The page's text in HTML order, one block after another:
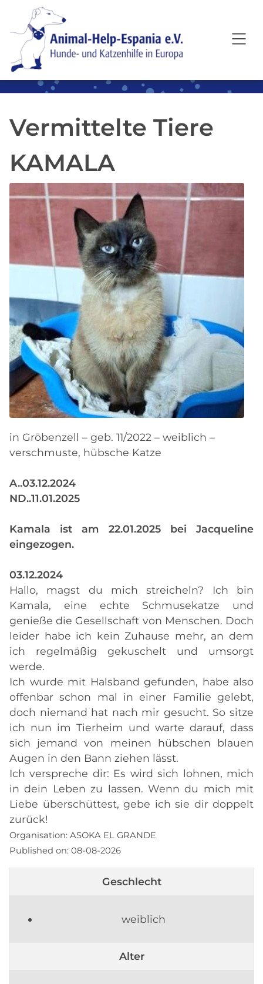
SKIP TO MAIN CONTENT
Vermittelte Tiere
KAMALA
in Gröbenzell – geb. 11/2022 – weiblich –
verschmuste, hübsche Katze
A..03.12.2024
ND..11.01.2025
Kamala ist am 22.01.2025 bei Jacqueline
eingezogen.
03.12.2024
Hallo, magst du mich streicheln? Ich bin
Kamala, eine echte Schmusekatze und
genieße die Gesellschaft von Menschen. Doch
leider habe ich kein Zuhause mehr, an dem
ich regelmäßig gekuschelt und umsorgt
werde.
Ich wurde mit Halsband gefunden, habe also
offenbar schon mal in einer Familie gelebt,
doch niemand hat nach mir gesucht. So sitze
ich nun im Tierheim und warte darauf, dass
sich jemand von meinen hübschen blauen
Augen in den Bann ziehen lässt.
Ich verspreche dir: Es wird sich lohnen, mich
in dein Leben zu lassen. Wenn du mich mit
Liebe überschüttest, gebe ich sie dir doppelt
zurück!
Organisation: ASOKA EL GRANDE
Published on: 08-08-2026
Geschlecht
weiblich
Alter